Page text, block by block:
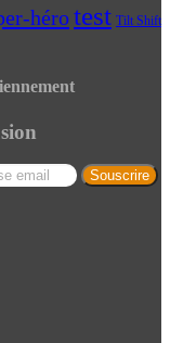
hérotest Tilt Shift